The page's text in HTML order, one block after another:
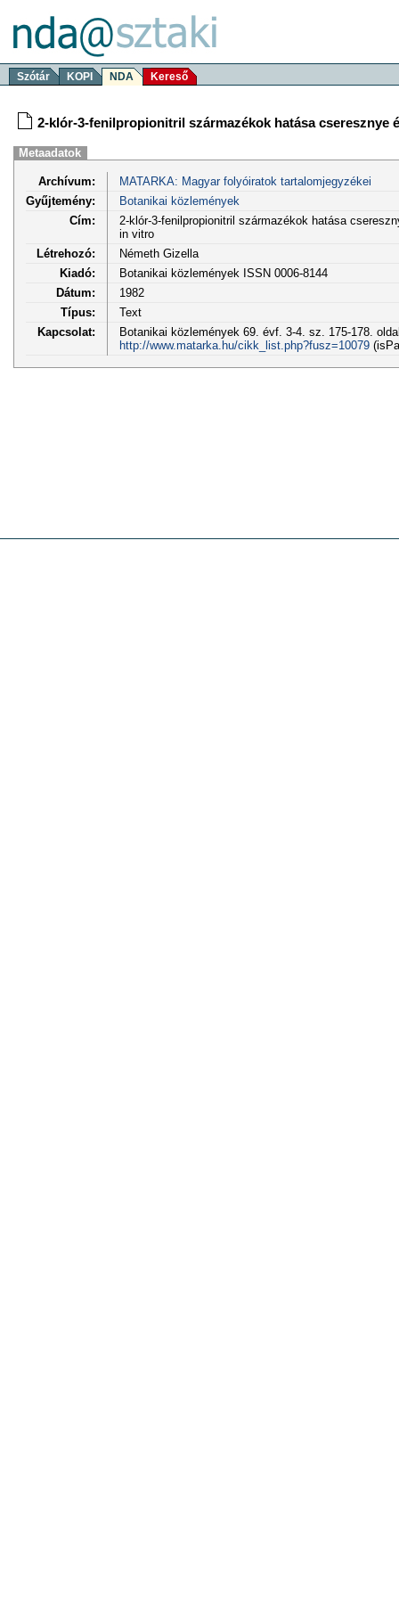
Szótár KOPI NDA Kereső
2-klór-3-fenilpropionitril származékok hatása cseresznye
Metaadatok
Archívum:
MATARKA: Magyar folyóiratok tartalomjegyzékei
Gyűjtemény:
Botanikai közlemények
Cím:
2-klór-3-fenilpropionitril származékok hatása
in vitro
Létrehozó:
Németh Gizella
Kiadó:
Botanikai közlemények ISSN 0006-8144
Dátum:
1982
Típus:
Text
Kapcsolat:
Botanikai közlemények 69. évf. 3-4. sz. 175-178.
http://www.matarka.hu/cikk_list.php?fusz=10079